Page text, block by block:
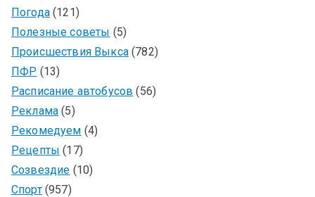
Погода(121)
Полезные советы (5)
Происшествия Выкса(782)
ПФР (13)
Расписание автобусов (56)
Реклама (5)
Рекомедуем (4)
Рецепты (17)
Созвездие (10)
Спорт(957)